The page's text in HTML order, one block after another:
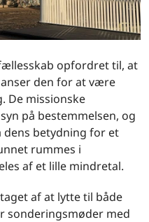
opfordret til, at
den for at være
De missionske
på bestemmelsen, og
betydning for et
rummes i
af et lille mindretal.
af at lytte til både
sonderingsmøder med